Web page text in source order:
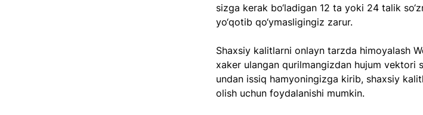
sizga kerak bo‘ladigan 12 ta yoki 24 talik
yo‘qotib qo‘ymasligingiz zarur.
Shaxsiy kalitlarni onlayn tarzda himoyalash
xaker ulangan qurilmangizdan hujum vektori
undan issiq hamyoningizga kirib, shaxsiy
olish uchun foydalanishi mumkin.